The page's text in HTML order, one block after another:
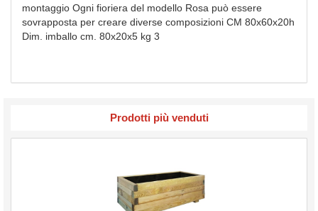
montaggio Ogni fioriera del modello Rosa può essere
sovrapposta per creare diverse composizioni CM 80x60x20h
Dim. imballo cm. 80x20x5 kg 3
Prodotti più venduti